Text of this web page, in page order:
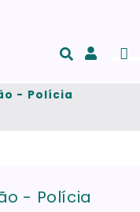
- Polícia
- Polícia